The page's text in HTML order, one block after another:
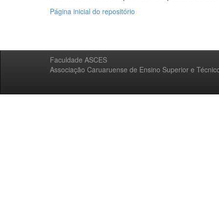
Página inicial do repositório
Faculdade ASCES
Associação Caruaruense de Ensino Superior e